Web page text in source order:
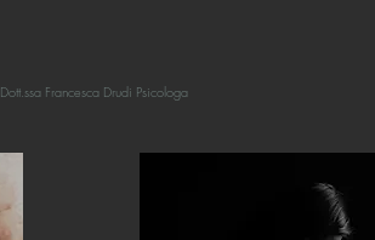
Dott.ssa Francesca Drudi Psicologa